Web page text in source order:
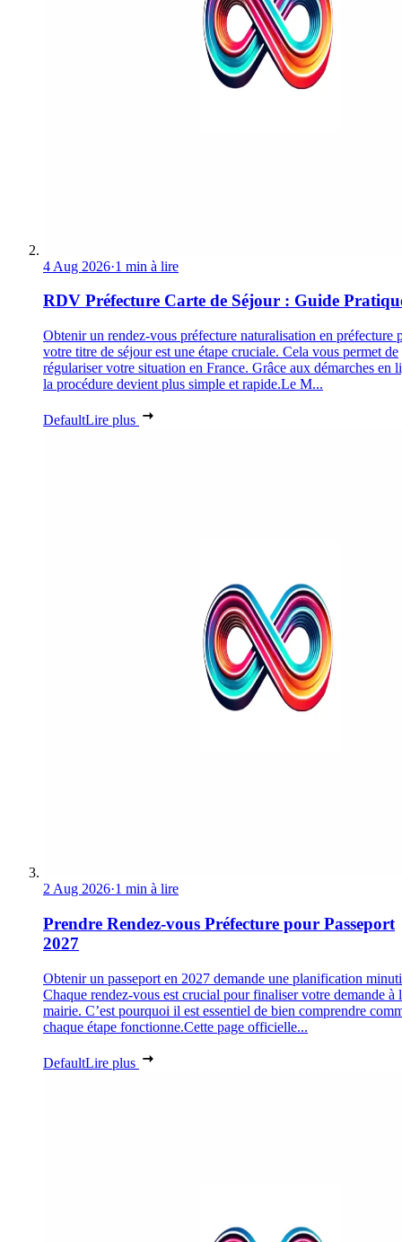
4 Aug 2026·1 min à lire
RDV Préfecture Carte de Séjour : Guide
Obtenir un rendez-vous préfecture naturalisation en préfecture
votre titre de séjour est une étape cruciale. Cela vous permet de
régulariser votre situation en France. Grâce aux démarches en
la procédure devient plus simple et rapide.Le M...
DefaultLire plus
2 Aug 2026·1 min à lire
Prendre Rendez-vous Préfecture pour Passeport
2027
Obtenir un passeport en 2027 demande une planification
Chaque rendez-vous est crucial pour finaliser votre demande à
mairie. C’est pourquoi il est essentiel de bien comprendre
chaque étape fonctionne.Cette page officielle...
DefaultLire plus